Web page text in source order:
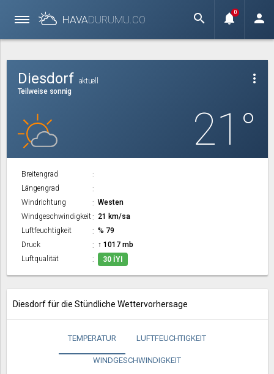
HAVADURUMU.CO search notifications
0 person
more_vert
Diesdorf
aktuell
Teilweise sonnig
21°
Breitengrad
Längengrad
Windrichtung
Westen
Windgeschwindigkeit
21 km/sa
Luftfeuchtigkeit
% 79
Druck
↑ 1017 mb
Luftqualität
30 İYI
Diesdorf für die Stündliche Wettervorhersage
TEMPERATUR LUFTFEUCHTIGKEIT
WINDGESCHWINDIGKEIT